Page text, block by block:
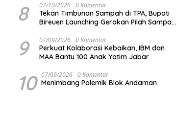
8 07/10/2026 0 Komentar
Tekan Timbunan Sampah di TPA, Bupati
Bireuen Launching Gerakan Pilah Sampah
9 07/09/2026 0 Komentar
Perkuat Kolaborasi Kebaikan, IBM dan
MAA Bantu 100 Anak Yatim Jabar
10 07/09/2026 0 Komentar
Menimbang Polemik Blok Andaman